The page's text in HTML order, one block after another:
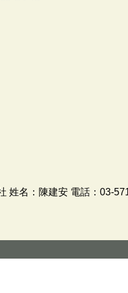
姓名：陳建安 電話：03-